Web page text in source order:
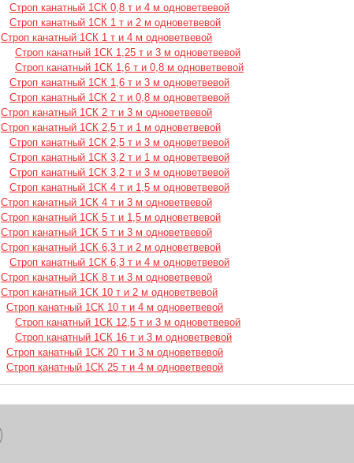
Строп канатный 1СК 0,8 т и 4 м одноветвевой
Строп канатный 1СК 1 т и 2 м одноветвевой
Строп канатный 1СК 1 т и 4 м одноветвевой
Строп канатный 1СК 1,25 т и 3 м одноветвевой
Строп канатный 1СК 1,6 т и 0,8 м одноветвевой
Строп канатный 1СК 1,6 т и 3 м одноветвевой
Строп канатный 1СК 2 т и 0,8 м одноветвевой
Строп канатный 1СК 2 т и 3 м одноветвевой
Строп канатный 1СК 2,5 т и 1 м одноветвевой
Строп канатный 1СК 2,5 т и 3 м одноветвевой
Строп канатный 1СК 3,2 т и 1 м одноветвевой
Строп канатный 1СК 3,2 т и 3 м одноветвевой
Строп канатный 1СК 4 т и 1,5 м одноветвевой
Строп канатный 1СК 4 т и 3 м одноветвевой
Строп канатный 1СК 5 т и 1,5 м одноветвевой
Строп канатный 1СК 5 т и 3 м одноветвевой
Строп канатный 1СК 6,3 т и 2 м одноветвевой
Строп канатный 1СК 6,3 т и 4 м одноветвевой
Строп канатный 1СК 8 т и 3 м одноветвевой
Строп канатный 1СК 10 т и 2 м одноветвевой
Строп канатный 1СК 10 т и 4 м одноветвевой
Строп канатный 1СК 12,5 т и 3 м одноветвевой
Строп канатный 1СК 16 т и 3 м одноветвевой
Строп канатный 1СК 20 т и 3 м одноветвевой
Строп канатный 1СК 25 т и 4 м одноветвевой